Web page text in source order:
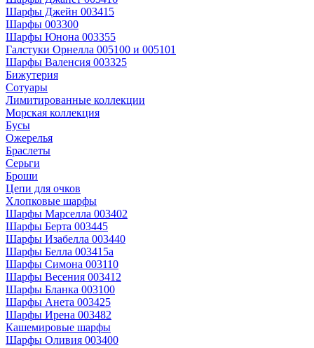
Шарфы Джейн 003415
Шарфы 003300
Шарфы Юнона 003355
Галстуки Орнелла 005100 и 005101
Шарфы Валенсия 003325
Бижутерия
Сотуары
Лимитированные коллекции
Морская коллекция
Бусы
Ожерелья
Браслеты
Серьги
Броши
Цепи для очков
Хлопковые шарфы
Шарфы Марселла 003402
Шарфы Берта 003445
Шарфы Изабелла 003440
Шарфы Белла 003415a
Шарфы Симона 003110
Шарфы Весения 003412
Шарфы Бланка 003100
Шарфы Анета 003425
Шарфы Ирена 003482
Кашемировые шарфы
Шарфы Оливия 003400